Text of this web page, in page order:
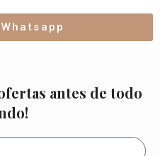
antes de todo